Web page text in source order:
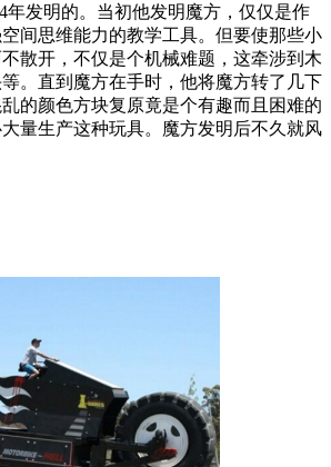
年发明的。当初他发明魔方，仅仅是作
间思维能力的教学工具。但要使那些小
散开，不仅是个机械难题，这牵涉到木
。直到魔方在手时，他将魔方转了几下
的颜色方块复原竟是个有趣而且困难的
量生产这种玩具。魔方发明后不久就风